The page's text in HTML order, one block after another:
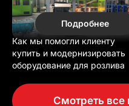
Подробнее
Как мы помогли клиенту
купить и модернизировать
оборудование для розлива
Смотреть все